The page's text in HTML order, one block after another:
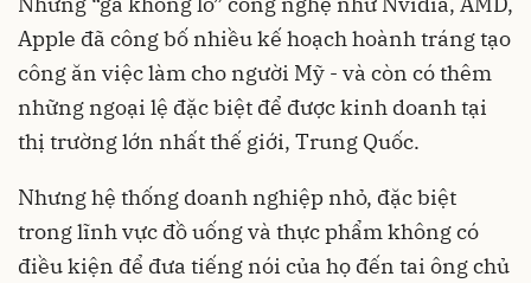
Apple đã công bố nhiều kế hoạch hoành tráng tạo
công ăn việc làm cho người Mỹ - và còn có thêm
những ngoại lệ đặc biệt để được kinh doanh tại
thị trường lớn nhất thế giới, Trung Quốc.
Nhưng hệ thống doanh nghiệp nhỏ, đặc biệt
trong lĩnh vực đồ uống và thực phẩm không có
điều kiện để đưa tiếng nói của họ đến tai ông chủ